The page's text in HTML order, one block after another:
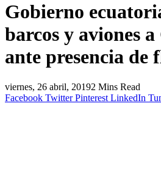
Gobierno
barcos y aviones
ante presencia de
viernes, 26 abril, 20192 Mins Read
Facebook Twitter Pinterest LinkedIn